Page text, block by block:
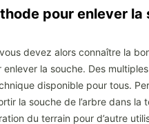
pour enlever
devez alors connaître la
la souche. Des
disponible pour tous.
la souche de l’arbre dans
du terrain pour d’autre